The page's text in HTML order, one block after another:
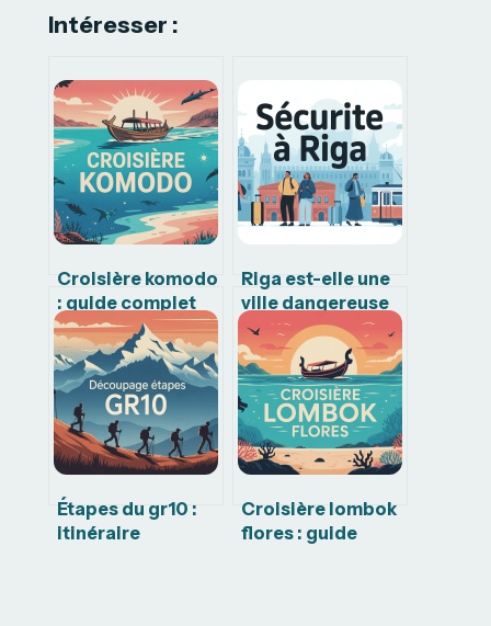
Intéresser :
Croisière komodo
: guide complet
pour choisir le
bon bateau et
itinéraire
Riga est-elle une
ville dangereuse
pour les
voyageurs
français
Étapes du gr10 :
itinéraire
Croisière lombok
flores : guide